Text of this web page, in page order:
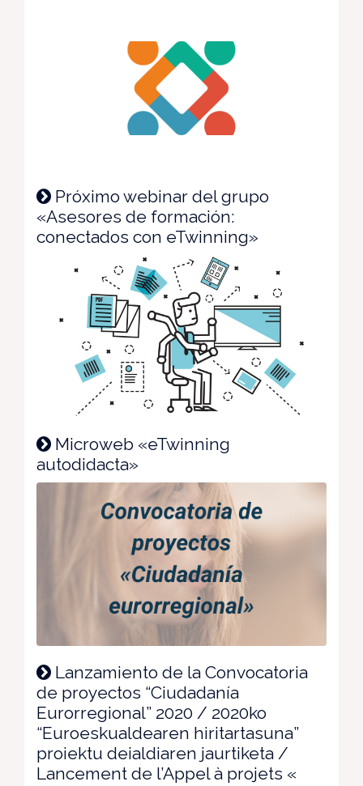
Próximo webinar del grupo
«Asesores de formación:
conectados con eTwinning»
Microweb «eTwinning
autodidacta»
Lanzamiento de la Convocatoria
de proyectos “Ciudadanía
Eurorregional” 2020 / 2020ko
“Euroeskualdearen hiritartasuna”
proiektu deialdiaren jaurtiketa /
Lancement de l’Appel à projets «